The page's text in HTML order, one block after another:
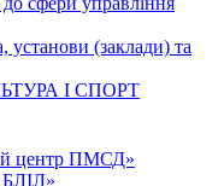
установи (заклади) та
І СПОРТ
центр ПМСД»